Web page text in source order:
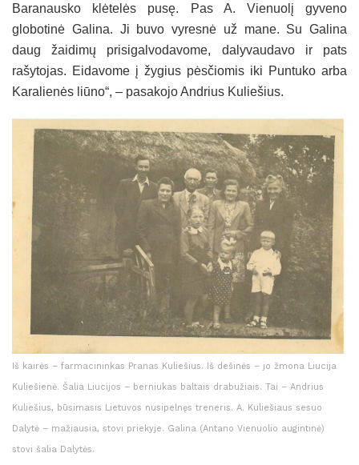
Baranausko klėtelės pusę. Pas A. Vienuolį gyveno
globotinė Galina. Ji buvo vyresnė už mane. Su Galina
daug žaidimų prisigalvodavome, dalyvaudavo ir pats
rašytojas. Eidavome į žygius pėsčiomis iki Puntuko arba
Karalienės liūno“, – pasakojo Andrius Kuliešius.
Iš kairės – farmacininkas Pranas Kuliešius. Iš dešinės – jo žmona Liucija
Kuliešienė. Šalia Liucijos – berniukas baltais drabužiais. Tai – Andrius
Kuliešius, būsimasis Lietuvos nusipelnęs treneris. A. Kuliešiaus sesuo
Dalytė – mažiausia, stovi priekyje. Galina (Antano Vienuolio augintinė)
stovi šalia Dalytės.